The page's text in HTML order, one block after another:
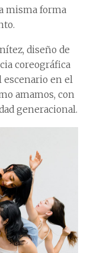
misma forma
diseño de
coreográfica
en el
amamos, con
generacional.